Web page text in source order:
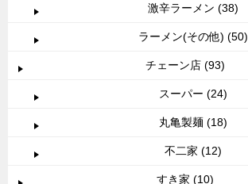
激辛ラーメン (38)
ラーメン(その他) (50)
チェーン店 (93)
スーパー (24)
丸亀製麺 (18)
不二家 (12)
すき家 (10)